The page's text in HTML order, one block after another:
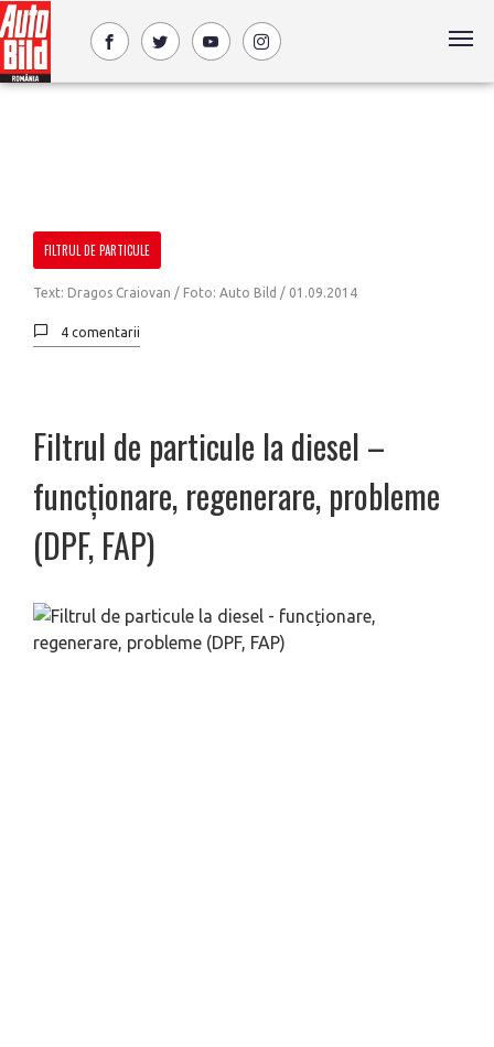
FILTRUL DE PARTICULE
Text: Dragos Craiovan / Foto: Auto Bild / 01.09.2014
4 comentarii
Filtrul de particule la diesel –
funcționare, regenerare, probleme
(DPF, FAP)